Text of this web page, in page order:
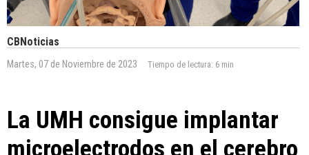
CBNoticias
Martes, 07 de Noviembre de 2023 Tiempo de lectura: 6 min
La UMH consigue implantar
microelectrodos en el cerebro